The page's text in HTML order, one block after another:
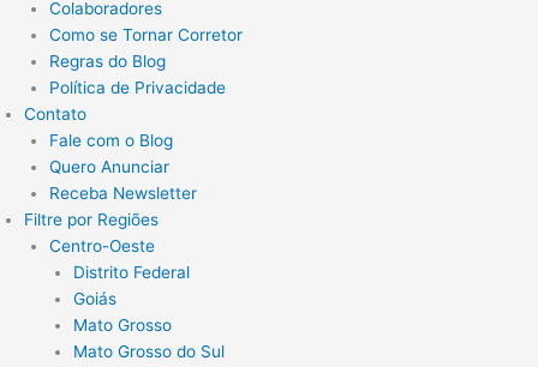
Colaboradores
Como se Tornar Corretor
Regras do Blog
Política de Privacidade
Contato
Fale com o Blog
Quero Anunciar
Receba Newsletter
Filtre por Regiões
Centro-Oeste
Distrito Federal
Goiás
Mato Grosso
Mato Grosso do Sul